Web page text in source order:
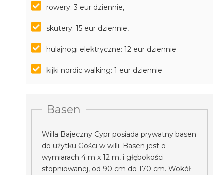
rowery: 3 eur dziennie,
skutery: 15 eur dziennie,
hulajnogi elektryczne: 12 eur dziennie
kijki nordic walking: 1 eur dziennie
Basen
Willa Bajeczny Cypr posiada prywatny basen
do użytku Gości w willi. Basen jest o
wymiarach 4 m x 12 m, i głębokości
stopniowanej, od 90 cm do 170 cm. Wokół